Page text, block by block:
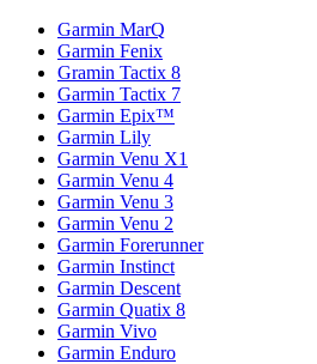
Garmin MarQ
Garmin Fenix
Gramin Tactix 8
Garmin Tactix 7
Garmin Epix™
Garmin Lily
Garmin Venu X1
Garmin Venu 4
Garmin Venu 3
Garmin Venu 2
Garmin Forerunner
Garmin Instinct
Garmin Descent
Garmin Quatix 8
Garmin Vivo
Garmin Enduro